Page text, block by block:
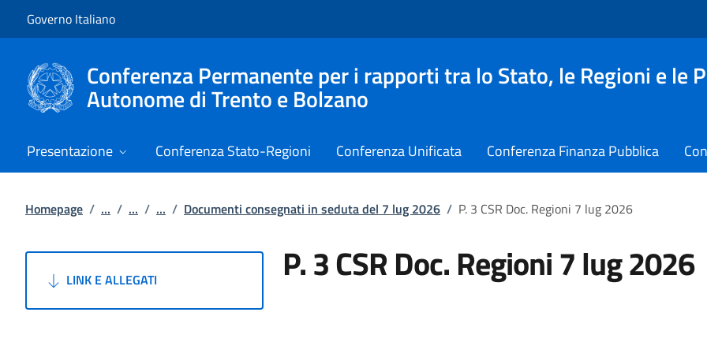
Governo Italiano
Conferenza Permanente per i rapporti tra lo Stato, le Regioni e le
Autonome di Trento e Bolzano
Presentazione Conferenza Stato-Regioni Conferenza Unificata Conferenza Finanza Pubblica
Homepage / ... / ... / ... / Documenti consegnati in seduta del 7 lug 2026 / P. 3 CSR Doc. Regioni 7 lug 2026
LINK E ALLEGATI P. 3 CSR Doc. Regioni 7 lug 2026